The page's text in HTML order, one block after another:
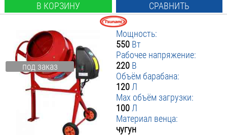
В КОРЗИНУ СРАВНИТЬ
под заказ
Мощность:
550 Вт
Рабочее напряжение:
220 В
Объём барабана:
120 Л
Max объём загрузки:
100 Л
Материал венца:
чугун